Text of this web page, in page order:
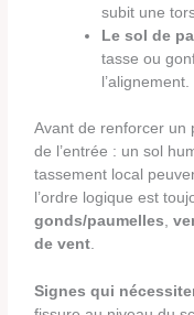
subit une
Le sol de
tasse ou
l’alignement.
Avant de renforcer un
de l’entrée : un sol
tassement local
l’ordre logique est
gonds/paumelles ,
de vent
Signes qui